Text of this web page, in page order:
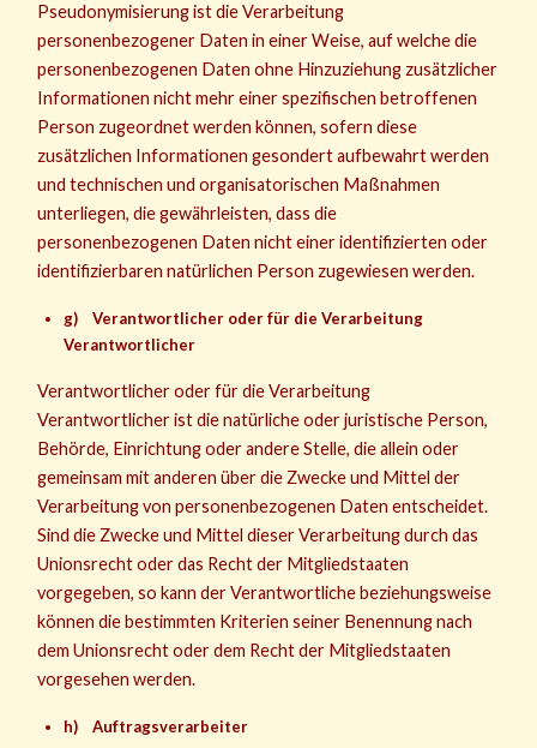
Pseudonymisierung ist die Verarbeitung
personenbezogener Daten in einer Weise, auf welche die
personenbezogenen Daten ohne Hinzuziehung zusätzlicher
Informationen nicht mehr einer spezifischen betroffenen
Person zugeordnet werden können, sofern diese
zusätzlichen Informationen gesondert aufbewahrt werden
und technischen und organisatorischen Maßnahmen
unterliegen, die gewährleisten, dass die
personenbezogenen Daten nicht einer identifizierten oder
identifizierbaren natürlichen Person zugewiesen werden.
g) Verantwortlicher oder für die Verarbeitung
Verantwortlicher
Verantwortlicher oder für die Verarbeitung
Verantwortlicher ist die natürliche oder juristische Person,
Behörde, Einrichtung oder andere Stelle, die allein oder
gemeinsam mit anderen über die Zwecke und Mittel der
Verarbeitung von personenbezogenen Daten entscheidet.
Sind die Zwecke und Mittel dieser Verarbeitung durch das
Unionsrecht oder das Recht der Mitgliedstaaten
vorgegeben, so kann der Verantwortliche beziehungsweise
können die bestimmten Kriterien seiner Benennung nach
dem Unionsrecht oder dem Recht der Mitgliedstaaten
vorgesehen werden.
h) Auftragsverarbeiter